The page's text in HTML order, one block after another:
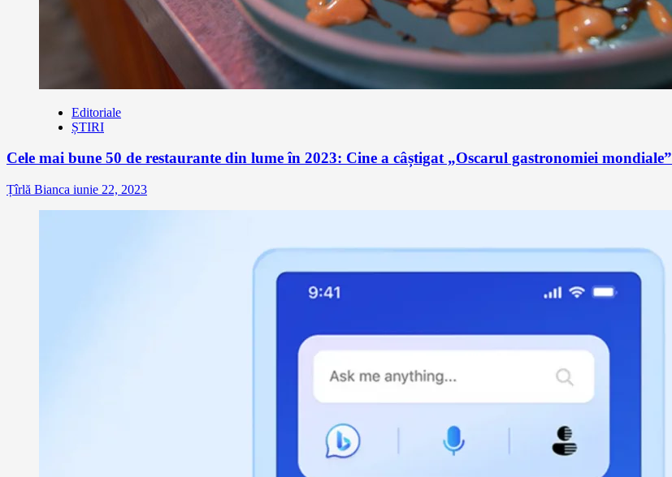
Editoriale
ȘTIRI
Cele mai bune 50 de restaurante din lume în 2023: Cine a câștigat „Oscarul gastronomiei mondiale”
Țîrlă Bianca iunie 22, 2023